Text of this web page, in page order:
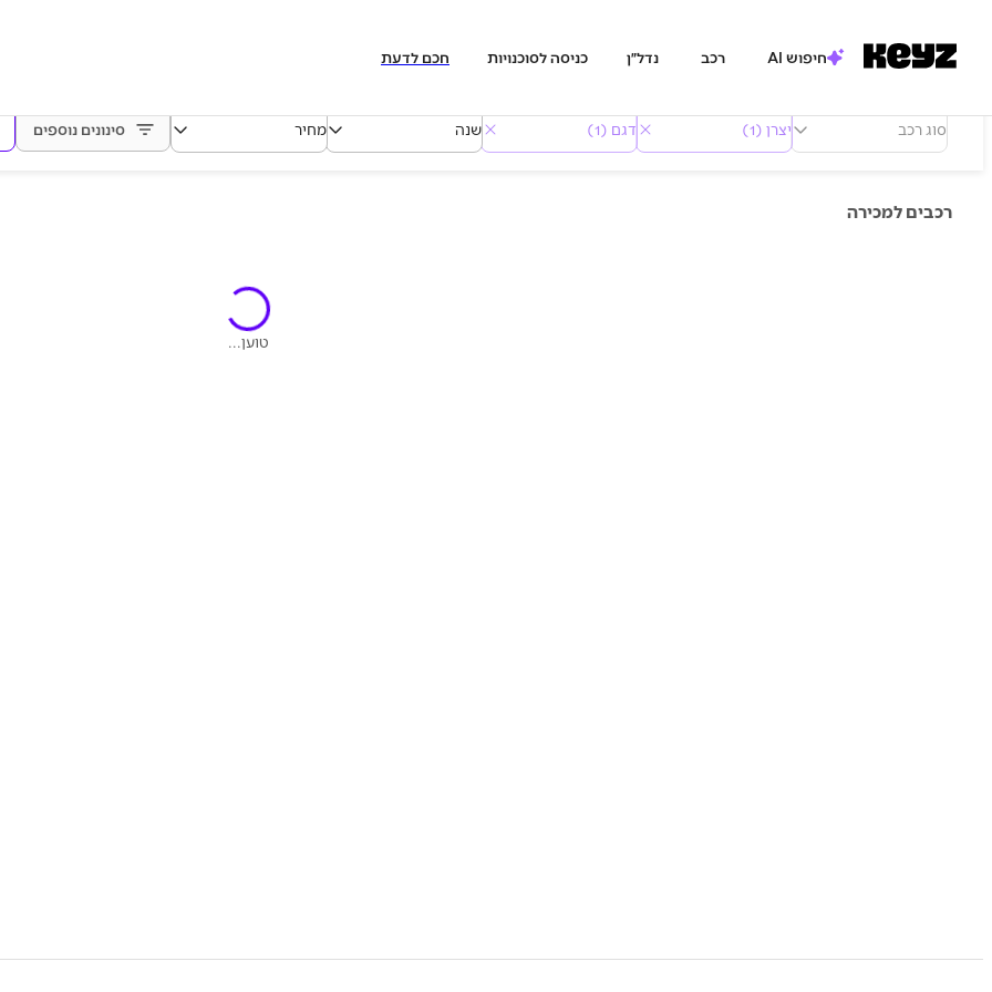
חיפוש AI רכב נדל״ן כניסה לסוכנויות חכם לדעת
סוג רכב יצרן (1) דגם (1) שנה מחיר סינונים נוספים
רכבים למכירה
טוען...